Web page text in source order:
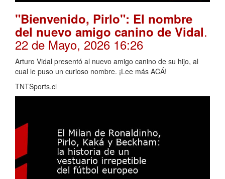
"Bienvenido, Pirlo": El nombre
del nuevo amigo canino de Vidal.
22 de Mayo, 2026 16:26
Arturo Vidal presentó al nuevo amigo canino de su hijo, al
cual le puso un curioso nombre. ¡Lee más ACÁ!
TNTSports.cl